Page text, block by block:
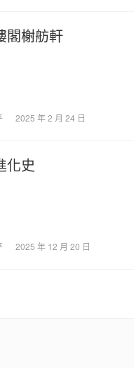
閣榭舫軒
2025 年 2 月 24 日
化史
2025 年 12 月 20 日